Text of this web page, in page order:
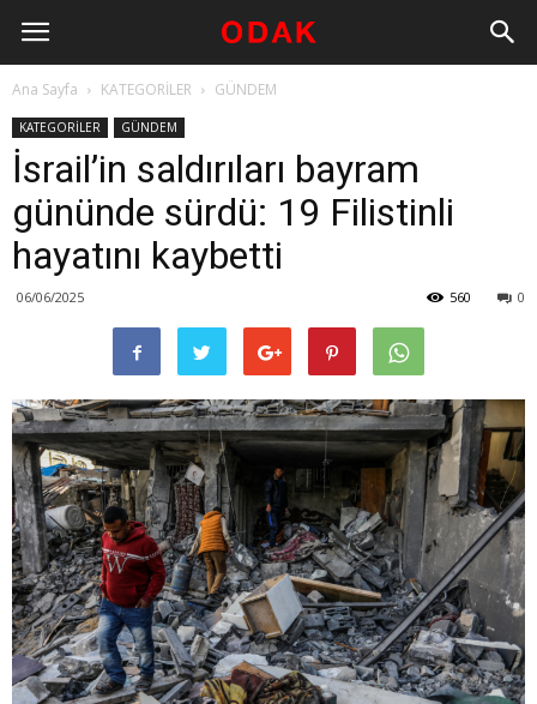
Ana Sayfa KATEGORİLER GÜNDEM
KATEGORİLER GÜNDEM
İsrail’in saldırıları bayram
gününde sürdü: 19 Filistinli
hayatını kaybetti
06/06/2025 0
560